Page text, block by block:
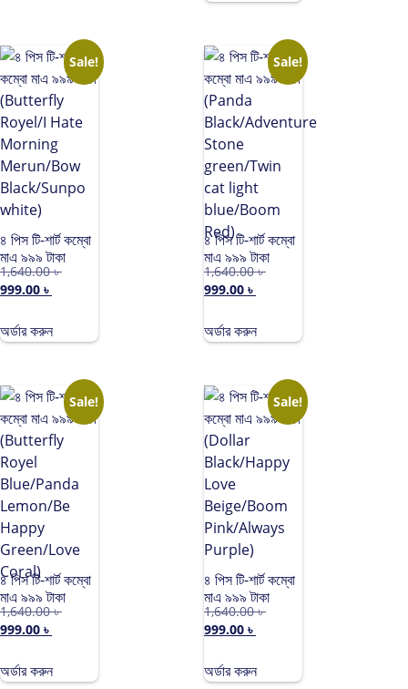
Red)
Sale!
৪ পিস টি-শার্ট কম্বো
মাএ ৯৯৯ টাকা
(Butterfly
Royel/I Hate
Merun/Bow
Black/Sunpo
1,640.00৳
999.00 ৳
অর্ডার করুন
Sale!
৪ পিস টি-শার্ট কম্বো
মাএ ৯৯৯ টাকা
(Panda
Black/Adventure
green/Twin
cat light
1,640.00৳
999.00 ৳
অর্ডার করুন
Sale!
৪ পিস টি-শার্ট কম্বো
মাএ ৯৯৯ টাকা
(Butterfly
Royel
Lemon/Be
Happy
1,640.00৳
999.00 ৳
অর্ডার করুন
Sale!
৪ পিস টি-শার্ট কম্বো
মাএ ৯৯৯ টাকা
(Dollar
Black/Happy
Beige/Boom
Pink/Always
1,640.00৳
999.00 ৳
অর্ডার করুন